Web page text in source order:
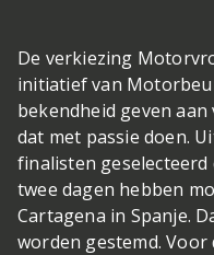
De verkiezing
initiatief van
bekendheid geven
dat met passie doen.
finalisten
twee dagen hebben
Cartagena in Spanje.
worden gestemd.